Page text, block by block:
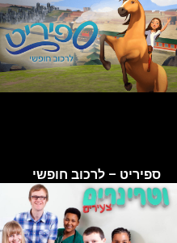
ספיריט – לרכוב חופשי